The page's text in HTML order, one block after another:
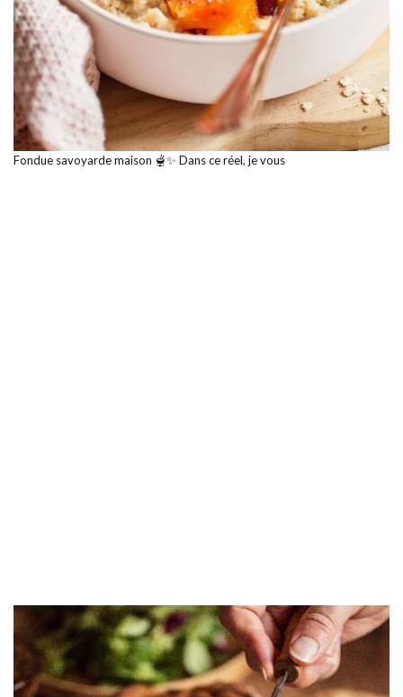
Fondue savoyarde maison 🫕✨ Dans ce réel, je vous